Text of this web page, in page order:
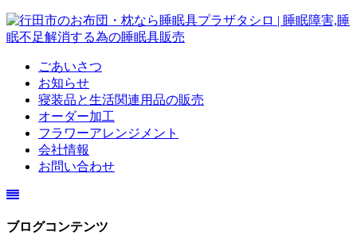
ごあいさつ
お知らせ
寝装品と生活関連用品の販売
オーダー加工
フラワーアレンジメント
会社情報
お問い合わせ
ブログコンテンツ